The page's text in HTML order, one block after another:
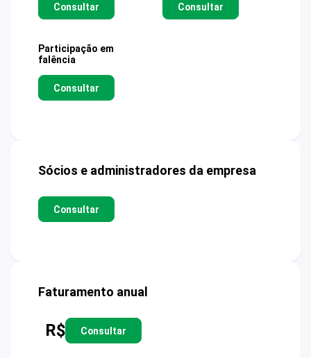
Consultar Consultar
Participação em
falência
Consultar
Sócios e administradores da empresa
Consultar
Faturamento anual
R$ Consultar